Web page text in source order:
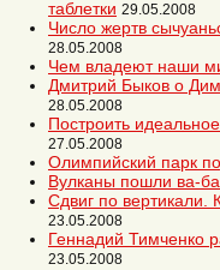
таблетки 29.05.2008
Число жертв
28.05.2008
Чем владеют наши
Дмитрий Быков о
28.05.2008
Построить
27.05.2008
Олимпийский парк
Вулканы пошли ва-
Сдвиг по
23.05.2008
Геннадий Тимченко
23.05.2008